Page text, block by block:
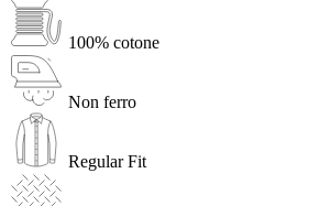
100% cotone
Non ferro
Regular Fit